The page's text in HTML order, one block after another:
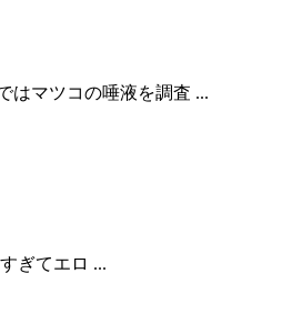
はマツコの唾液を調査 ...
ぎてエロ ...